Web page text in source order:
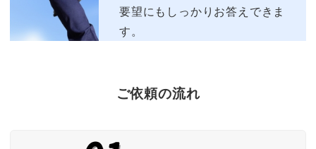
要望にもしっかりお答えできま
す。
ご依頼の流れ